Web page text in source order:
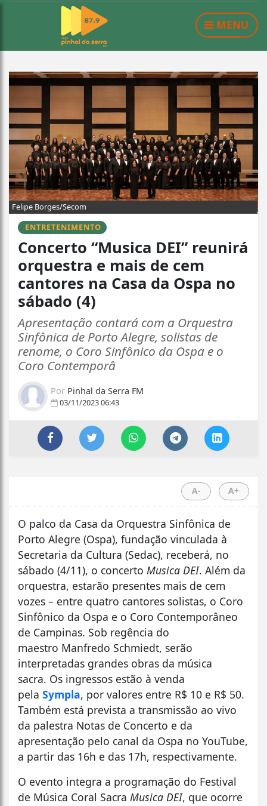
MENU
Felipe Borges/Secom
ENTRETENIMENTO
Concerto “Musica DEI” reunirá
orquestra e mais de cem
cantores na Casa da Ospa no
sábado (4)
Apresentação contará com a Orquestra
Sinfônica de Porto Alegre, solistas de
renome, o Coro Sinfônico da Ospa e o
Coro Contemporâ
Por Pinhal da Serra FM
03/11/2023 06:43
A- A+
O palco da Casa da Orquestra Sinfônica de
Porto Alegre (Ospa), fundação vinculada à
Secretaria da Cultura (Sedac), receberá, no
sábado (4/11), o concerto Musica DEI. Além da
orquestra, estarão presentes mais de cem
vozes – entre quatro cantores solistas, o Coro
Sinfônico da Ospa e o Coro Contemporâneo
de Campinas. Sob regência do
maestro Manfredo Schmiedt, serão
interpretadas grandes obras da música
sacra. Os ingressos estão à venda
pela Sympla, por valores entre R$ 10 e R$ 50.
Também está prevista a transmissão ao vivo
da palestra Notas de Concerto e da
apresentação pelo canal da Ospa no YouTube,
a partir das 16h e das 17h, respectivamente.
O evento integra a programação do Festival
de Música Coral Sacra Musica DEI, que ocorre